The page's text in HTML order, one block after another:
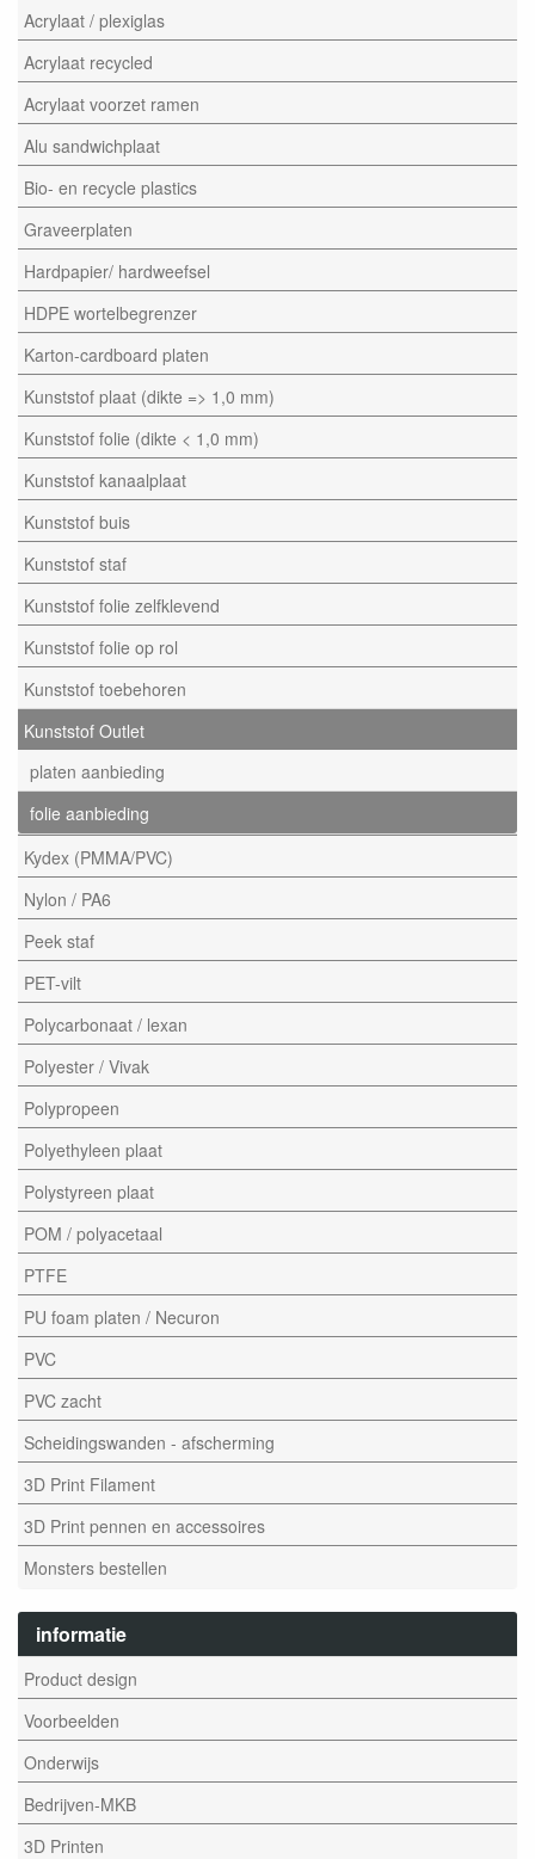
Acrylaat / plexiglas
Acrylaat recycled
Acrylaat voorzet ramen
Alu sandwichplaat
Bio- en recycle plastics
Graveerplaten
Hardpapier/ hardweefsel
HDPE wortelbegrenzer
Karton-cardboard platen
Kunststof plaat (dikte => 1,0 mm)
Kunststof folie (dikte < 1,0 mm)
Kunststof kanaalplaat
Kunststof buis
Kunststof staf
Kunststof folie zelfklevend
Kunststof folie op rol
Kunststof toebehoren
Kunststof Outlet
platen aanbieding
folie aanbieding
Kydex (PMMA/PVC)
Nylon / PA6
Peek staf
PET-vilt
Polycarbonaat / lexan
Polyester / Vivak
Polypropeen
Polyethyleen plaat
Polystyreen plaat
POM / polyacetaal
PTFE
PU foam platen / Necuron
PVC
PVC zacht
Scheidingswanden - afscherming
3D Print Filament
3D Print pennen en accessoires
Monsters bestellen
informatie
Product design
Voorbeelden
Onderwijs
Bedrijven-MKB
3D Printen